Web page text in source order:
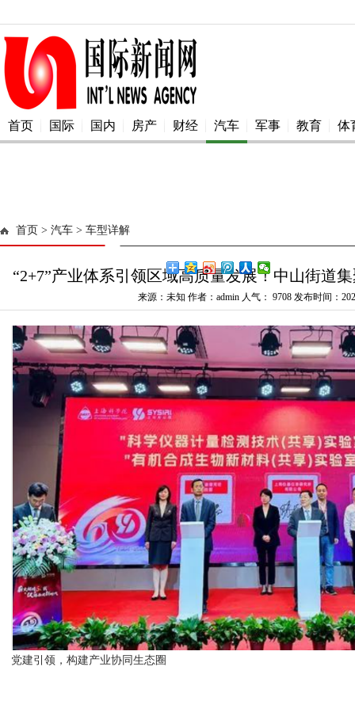
首页 国际 国内 房产 财经 汽车 军事 教育 体
首页 > 汽车 > 车型详解
“2+7”产业体系引领区域高质量发展！中山街道
来源：未知 作者：admin 人气： 9708 发布时间：
党建引领，构建产业协同生态圈